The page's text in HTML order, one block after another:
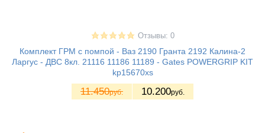
Отзывы: 0
Комплект ГРМ с помпой - Ваз 2190 Гранта 2192 Калина-2
Ларгус - ДВС 8кл. 21116 11186 11189 - Gates POWERGRIP KIT
kp15670xs
11.450руб. 10.200руб.